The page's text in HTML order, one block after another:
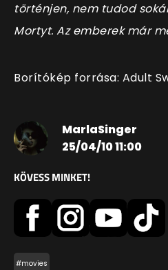
történjen, nem tudod
Mortyt. Az emberek már
Borítókép forrása: Adult
MarlaSinger
25/04/10 11:00
KÖVESS MINKET!
#movies